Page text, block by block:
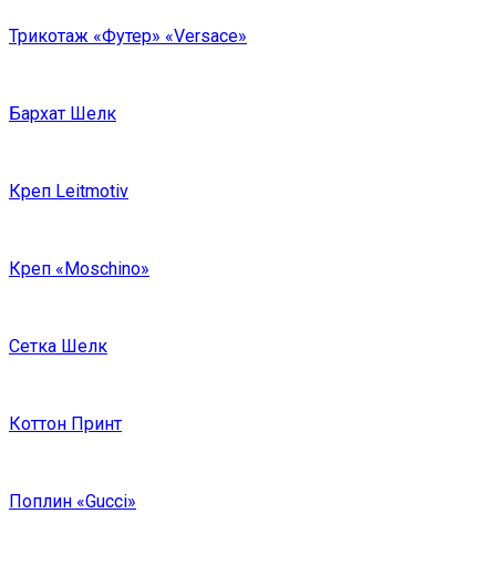
Трикотаж «Футер» «Versace»
Бархат Шелк
Креп Leitmotiv
Креп «Moschino»
Сетка Шелк
Коттон Принт
Поплин «Gucci»